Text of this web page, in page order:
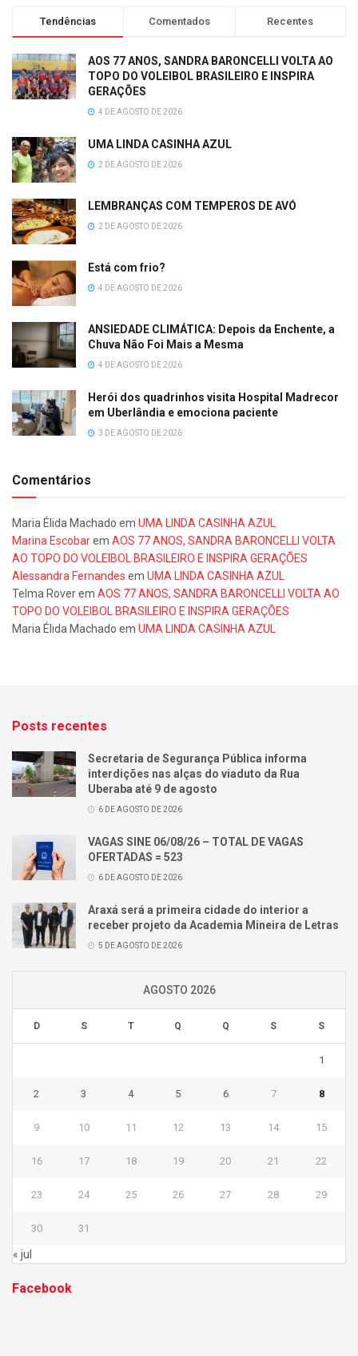
Tendências Comentados Recentes
AOS 77 ANOS, SANDRA BARONCELLI VOLTA AO
TOPO DO VOLEIBOL BRASILEIRO E INSPIRA
GERAÇÕES
4 DE AGOSTO DE 2026
UMA LINDA CASINHA AZUL
2 DE AGOSTO DE 2026
LEMBRANÇAS COM TEMPEROS DE AVÓ
2 DE AGOSTO DE 2026
Está com frio?
4 DE AGOSTO DE 2026
ANSIEDADE CLIMÁTICA: Depois da Enchente, a
Chuva Não Foi Mais a Mesma
4 DE AGOSTO DE 2026
Herói dos quadrinhos visita Hospital Madrecor
em Uberlândia e emociona paciente
3 DE AGOSTO DE 2026
Comentários
Maria Élida Machado em UMA LINDA CASINHA AZUL
Marina Escobarem AOS 77 ANOS, SANDRA BARONCELLI VOLTA
AO TOPO DO VOLEIBOL BRASILEIRO E INSPIRA GERAÇÕES
Alessandra Fernandes em UMA LINDA CASINHA AZUL
Telma Roverem AOS 77 ANOS, SANDRA BARONCELLI VOLTA AO
TOPO DO VOLEIBOL BRASILEIRO E INSPIRA GERAÇÕES
Maria Élida Machado em UMA LINDA CASINHA AZUL
Posts recentes
Secretaria de Segurança Pública informa
interdições nas alças do viaduto da Rua
Uberaba até 9 de agosto
6 DE AGOSTO DE 2026
VAGAS SINE 06/08/26 – TOTAL DE VAGAS
OFERTADAS = 523
6 DE AGOSTO DE 2026
Araxá será a primeira cidade do interior a
receber projeto da Academia Mineira de Letras
5 DE AGOSTO DE 2026
AGOSTO 2026
D S T Q Q S S
1
2 3 4 5 6 7 8
9 10 11 12 13 14 15
16 17 18 19 20 21 22
23 24 25 26 27 28 29
30 31
« jul
Facebook